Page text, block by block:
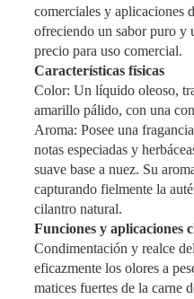
comerciales y aplicaciones
ofreciendo un sabor puro y
precio para uso comercial.
Características físicas
Color: Un líquido oleoso,
amarillo pálido, con una
Aroma: Posee una
notas especiadas y
suave base a nuez. Su
capturando fielmente la
cilantro natural.
Funciones y aplicaciones
Condimentación y realce
eficazmente los olores a
matices fuertes de la carne